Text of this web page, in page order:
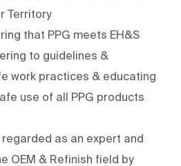
Territory
that PPG meets EH&S
to guidelines &
work practices & educating
use of all PPG products
regarded as an expert and
OEM & Refinish field by